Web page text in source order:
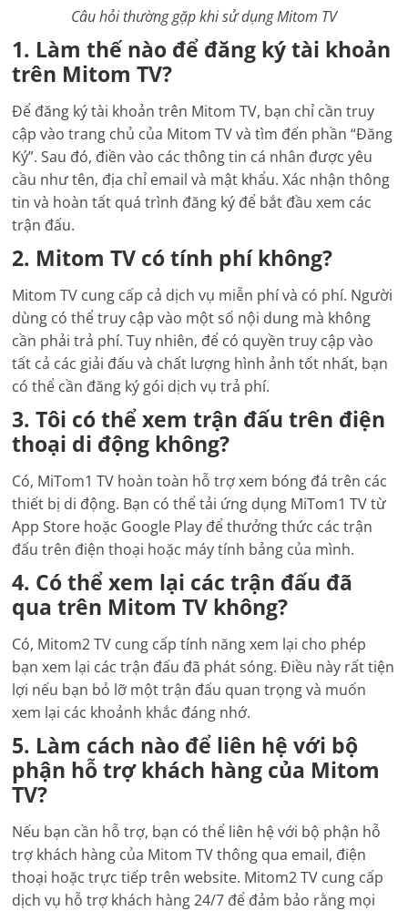
Câu hỏi thường gặp khi sử dụng Mitom TV
1. Làm thế nào để đăng ký tài khoản
trên Mitom TV?
Để đăng ký tài khoản trên Mitom TV, bạn chỉ cần truy
cập vào trang chủ của Mitom TV và tìm đến phần “Đăng
Ký”. Sau đó, điền vào các thông tin cá nhân được yêu
cầu như tên, địa chỉ email và mật khẩu. Xác nhận thông
tin và hoàn tất quá trình đăng ký để bắt đầu xem các
trận đấu.
2. Mitom TV có tính phí không?
Mitom TV cung cấp cả dịch vụ miễn phí và có phí. Người
dùng có thể truy cập vào một số nội dung mà không
cần phải trả phí. Tuy nhiên, để có quyền truy cập vào
tất cả các giải đấu và chất lượng hình ảnh tốt nhất, bạn
có thể cần đăng ký gói dịch vụ trả phí.
3. Tôi có thể xem trận đấu trên điện
thoại di động không?
Có, MiTom1 TV hoàn toàn hỗ trợ xem bóng đá trên các
thiết bị di động. Bạn có thể tải ứng dụng MiTom1 TV từ
App Store hoặc Google Play để thưởng thức các trận
đấu trên điện thoại hoặc máy tính bảng của mình.
4. Có thể xem lại các trận đấu đã
qua trên Mitom TV không?
Có, Mitom2 TV cung cấp tính năng xem lại cho phép
bạn xem lại các trận đấu đã phát sóng. Điều này rất tiện
lợi nếu bạn bỏ lỡ một trận đấu quan trọng và muốn
xem lại các khoảnh khắc đáng nhớ.
5. Làm cách nào để liên hệ với bộ
phận hỗ trợ khách hàng của Mitom
TV?
Nếu bạn cần hỗ trợ, bạn có thể liên hệ với bộ phận hỗ
trợ khách hàng của Mitom TV thông qua email, điện
thoại hoặc trực tiếp trên website. Mitom2 TV cung cấp
dịch vụ hỗ trợ khách hàng 24/7 để đảm bảo rằng mọi